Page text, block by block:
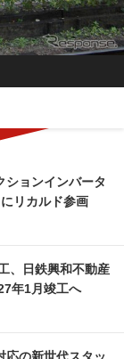
ションインバータ
リカルド参画
、日鉄興和不動産
年1月竣工へ
応の新世代スタッ